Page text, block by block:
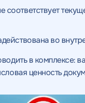
соответствует
во
в комплексе:
ценность